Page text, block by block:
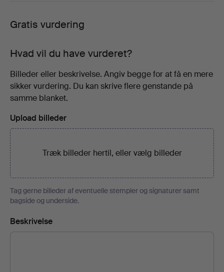
Gratis vurdering
Hvad vil du have vurderet?
Billeder eller beskrivelse. Angiv begge for at få en mere
sikker vurdering. Du kan skrive flere genstande på
samme blanket.
Upload billeder
Træk billeder hertil, ellervælg billeder
Tag gerne billeder af eventuelle stempler og signaturer samt
bagside og underside.
Beskrivelse